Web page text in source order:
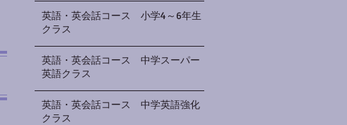
英語・英会話コース 小学4～6年生
クラス
英語・英会話コース 中学スーパー
英語クラス
英語・英会話コース 中学英語強化
クラス